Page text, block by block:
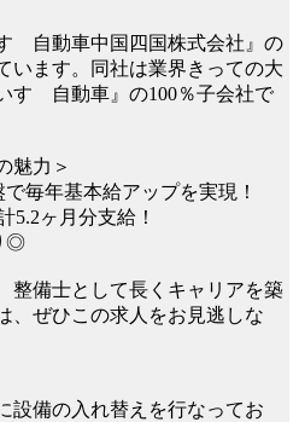
ゞ自動車中国四国株式会社』の
います。同社は業界きっての大
すゞ自動車』の100％子会社で
魅力＞
毎年基本給アップを実現！
5.2ヶ月分支給！
◎
整備士として長くキャリアを築
、ぜひこの求人をお見逃しな
設備の入れ替えを行なってお